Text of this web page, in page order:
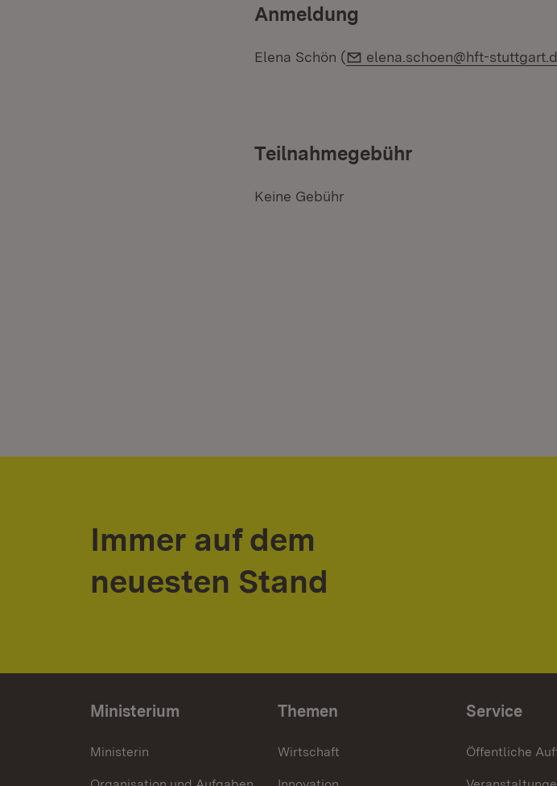
Anmeldung
Elena Schön ( E-Mail:
elena.schoen@hft-
Teilnahmegebühr
Keine Gebühr
Immer auf dem
neuesten Stand
Ministerium
Ministerin
Themen
Wirtschaft
Service
Öffentliche